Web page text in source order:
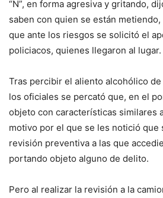
“N”, en forma agresiva y gritando,
saben con quien se están
que ante los riesgos se solicitó el
policiacos, quienes llegaron al lugar.
Tras percibir el aliento alcohólico
los oficiales se percató que, en el
objeto con características similares
motivo por el que se les notició que
revisión preventiva a las que
portando objeto alguno de delito.
Pero al realizar la revisión a la